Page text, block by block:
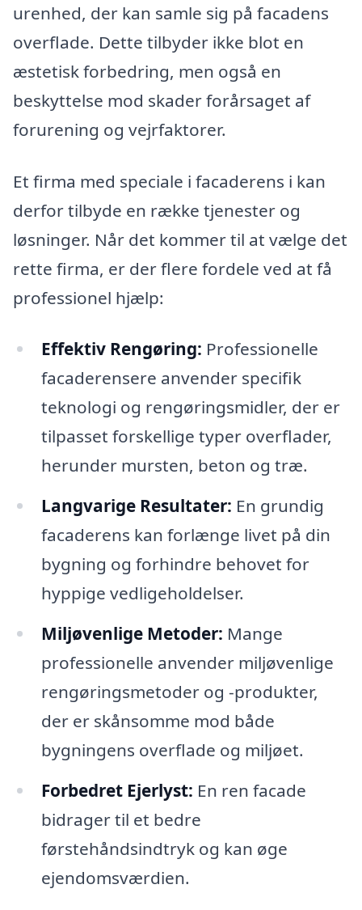
urenhed, der kan samle sig på facadens
overflade. Dette tilbyder ikke blot en
æstetisk forbedring, men også en
beskyttelse mod skader forårsaget af
forurening og vejrfaktorer.
Et firma med speciale i facaderens i kan
derfor tilbyde en række tjenester og
løsninger. Når det kommer til at vælge det
rette firma, er der flere fordele ved at få
professionel hjælp:
Effektiv Rengøring: Professionelle
facaderensere anvender specifik
teknologi og rengøringsmidler, der er
tilpasset forskellige typer overflader,
herunder mursten, beton og træ.
Langvarige Resultater: En grundig
facaderens kan forlænge livet på din
bygning og forhindre behovet for
hyppige vedligeholdelser.
Miljøvenlige Metoder: Mange
professionelle anvender miljøvenlige
rengøringsmetoder og -produkter,
der er skånsomme mod både
bygningens overflade og miljøet.
Forbedret Ejerlyst: En ren facade
bidrager til et bedre
førstehåndsindtryk og kan øge
ejendomsværdien.